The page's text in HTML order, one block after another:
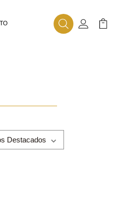
BuscarMi Cuenta
Mi